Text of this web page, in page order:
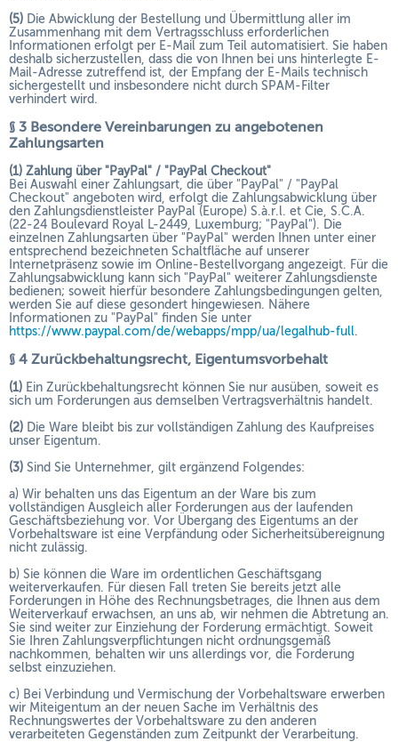
(5) Die Abwicklung der Bestellung und Übermittlung aller im
Zusammenhang mit dem Vertragsschluss erforderlichen
Informationen erfolgt per E-Mail zum Teil automatisiert. Sie haben
deshalb sicherzustellen, dass die von Ihnen bei uns hinterlegte E-
Mail-Adresse zutreffend ist, der Empfang der E-Mails technisch
sichergestellt und insbesondere nicht durch SPAM-Filter
verhindert wird.
§ 3 Besondere Vereinbarungen zu angebotenen
Zahlungsarten
(1) Zahlung über "PayPal" / "PayPal Checkout"
Bei Auswahl einer Zahlungsart, die über "PayPal" / "PayPal
Checkout" angeboten wird, erfolgt die Zahlungsabwicklung über
den Zahlungsdienstleister PayPal (Europe) S.à.r.l. et Cie, S.C.A.
(22-24 Boulevard Royal L-2449, Luxemburg; "PayPal"). Die
einzelnen Zahlungsarten über "PayPal" werden Ihnen unter einer
entsprechend bezeichneten Schaltfläche auf unserer
Internetpräsenz sowie im Online-Bestellvorgang angezeigt. Für die
Zahlungsabwicklung kann sich "PayPal" weiterer Zahlungsdienste
bedienen; soweit hierfür besondere Zahlungsbedingungen gelten,
werden Sie auf diese gesondert hingewiesen. Nähere
Informationen zu "PayPal" finden Sie unter
https://www.paypal.com/de/webapps/mpp/ua/legalhub-full.
§ 4 Zurückbehaltungsrecht, Eigentumsvorbehalt
(1) Ein Zurückbehaltungsrecht können Sie nur ausüben, soweit es
sich um Forderungen aus demselben Vertragsverhältnis handelt.
(2) Die Ware bleibt bis zur vollständigen Zahlung des Kaufpreises
unser Eigentum.
(3) Sind Sie Unternehmer, gilt ergänzend Folgendes:
a) Wir behalten uns das Eigentum an der Ware bis zum
vollständigen Ausgleich aller Forderungen aus der laufenden
Geschäftsbeziehung vor. Vor Übergang des Eigentums an der
Vorbehaltsware ist eine Verpfändung oder Sicherheitsübereignung
nicht zulässig.
b) Sie können die Ware im ordentlichen Geschäftsgang
weiterverkaufen. Für diesen Fall treten Sie bereits jetzt alle
Forderungen in Höhe des Rechnungsbetrages, die Ihnen aus dem
Weiterverkauf erwachsen, an uns ab, wir nehmen die Abtretung an.
Sie sind weiter zur Einziehung der Forderung ermächtigt. Soweit
Sie Ihren Zahlungsverpflichtungen nicht ordnungsgemäß
nachkommen, behalten wir uns allerdings vor, die Forderung
selbst einzuziehen.
c) Bei Verbindung und Vermischung der Vorbehaltsware erwerben
wir Miteigentum an der neuen Sache im Verhältnis des
Rechnungswertes der Vorbehaltsware zu den anderen
verarbeiteten Gegenständen zum Zeitpunkt der Verarbeitung.